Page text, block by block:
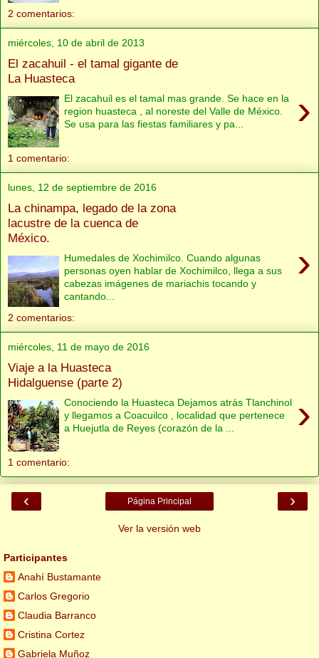
2 comentarios:
miércoles, 10 de abril de 2013
El zacahuil - el tamal gigante de
La Huasteca
›
El zacahuil es el tamal mas grande. Se hace en la
region huasteca , al noreste del Valle de México.
Se usa para las fiestas familiares y pa...
1 comentario:
lunes, 12 de septiembre de 2016
La chinampa, legado de la zona
lacustre de la cuenca de
México.
›
Humedales de Xochimilco. Cuando algunas
personas oyen hablar de Xochimilco, llega a sus
cabezas imágenes de mariachis tocando y
cantando...
2 comentarios:
miércoles, 11 de mayo de 2016
Viaje a la Huasteca
Hidalguense (parte 2)
›
Conociendo la Huasteca Dejamos atrás Tlanchinol
y llegamos a Coacuilco , localidad que pertenece
a Huejutla de Reyes (corazón de la ...
1 comentario:
‹ ›
Página Principal
Ver la versión web
Participantes
Anahí Bustamante
Carlos Gregorio
Claudia Barranco
Cristina Cortez
Gabriela Muñoz